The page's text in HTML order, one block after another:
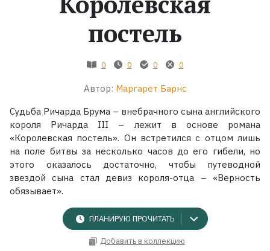
постель
0 0 0 0
Автор: Маргарет Барнс
Судьба Ричарда Брума – внебрачного сына английского
короля Ричарда III – лежит в основе романа
«Королевская постель». Он встретился с отцом лишь
на поле битвы за несколько часов до его гибели, но
этого оказалось достаточно, чтобы путеводной
звездой сына стал девиз короля-отца – «Верность
обязывает».
ПЛАНИРУЮ ПРОЧИТАТЬ
Добавить в коллекцию